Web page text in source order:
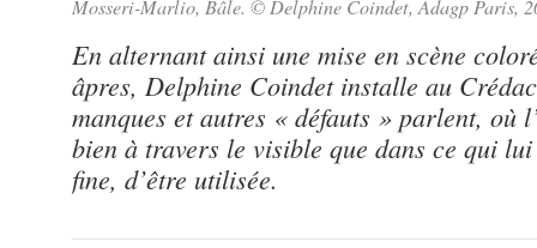
Mosseri-Marlio, Bâle. © Delphine Coindet, Adagp Paris,
En alternant ainsi une mise en scène
âpres, Delphine Coindet installe au
manques et autres « défauts » parlent, où
bien à travers le visible que dans ce qui
fine, d’être utilisée.